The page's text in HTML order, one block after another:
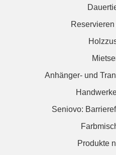
Anhänger- und
Seniovo:
Produkte